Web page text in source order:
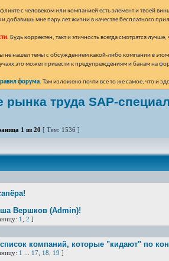
с человеком или компанией есть элемент и твоей
добавишь мне пару лет жизни в качестве бесплатного
Будь корректен, такт и этичность всегда смотрятся
не нашел темы с обсуждением какой-либо компании в
это может привести к предупреждениям и банам на
форума. Там изложено почти все то же самое, что и
рынка труда SAP-
1 из 20 [ Тем: 1536 ]
Вершков (Admin)!
1 2 ]
компаний, которые "кидают" по
1 17 18 19 ]